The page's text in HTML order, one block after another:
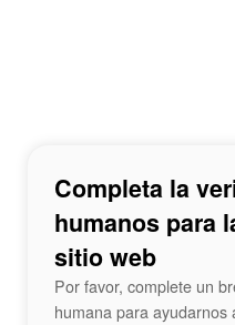
Completa la
humanos para
sitio web
Por favor, complete un
humana para